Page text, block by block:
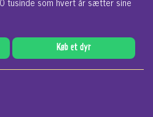
Køb et dyr